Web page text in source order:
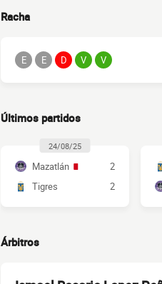
Racha
E E D V V
Últimos partidos
24/08/25
Mazatlán
2
Tigres
2
Árbitros